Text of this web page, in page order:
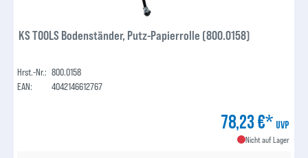
KS TOOLS Bodenständer, Putz-Papierrolle (800.0158)
Hrst.-Nr.: 800.0158
EAN:
4042146612767
78,23 €* UVP
Nicht auf Lager